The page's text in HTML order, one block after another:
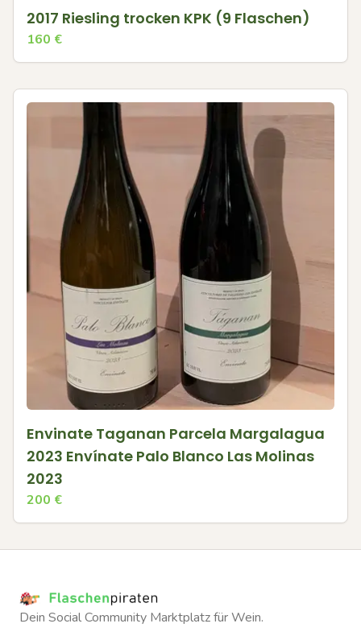
2017 Riesling trocken KPK (9 Flaschen)
160 €
Envinate Taganan Parcela Margalagua
2023 Envínate Palo Blanco Las Molinas
2023
200 €
Dein Social Community Marktplatz für Wein.